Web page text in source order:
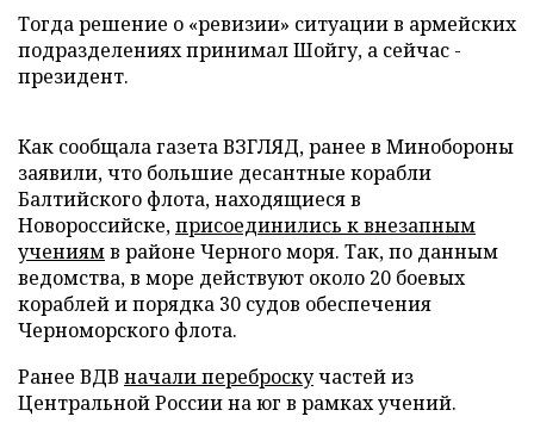
Тогда решение о «ревизии» ситуации в армейских
подразделениях принимал Шойгу, а сейчас -
президент.
Как сообщала газета ВЗГЛЯД, ранее в Минобороны
заявили, что большие десантные корабли
Балтийского флота, находящиеся в
Новороссийске,присоединились к внезапным
учениямв районе Черного моря. Так, по данным
ведомства, в море действуют около 20 боевых
кораблей и порядка 30 судов обеспечения
Черноморского флота.
Ранее ВДВ начали переброскучастей из
Центральной России на юг в рамках учений.